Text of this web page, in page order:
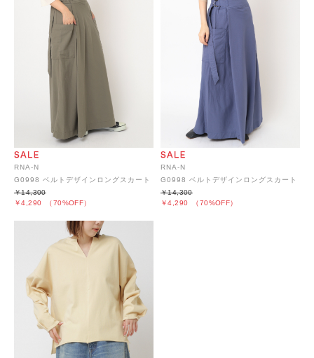
RNA-N
G0998 ベルトデザインロングスカート
￥4,290 （70%OFF）
￥14,300
RNA-N
G0998 ベルトデザインロングスカート
￥4,290 （70%OFF）
￥14,300